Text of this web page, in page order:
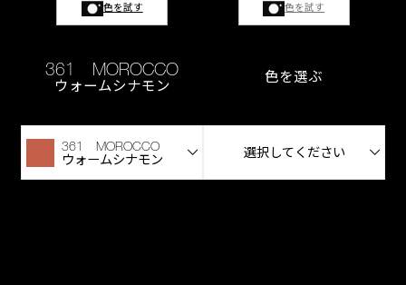
色を試す
361 MOROCCO
ウォームシナモン
361 MOROCCO
ウォームシナモン
色を試す
色を選ぶ
選択してください